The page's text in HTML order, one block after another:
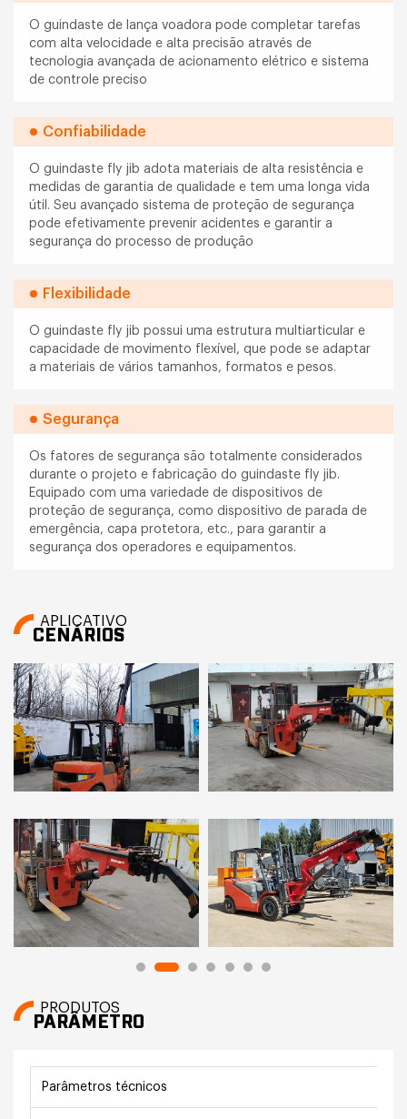
O guindaste de lança voadora pode completar tarefas
com alta velocidade e alta precisão através de
tecnologia avançada de acionamento elétrico e sistema
de controle preciso
Confiabilidade
O guindaste fly jib adota materiais de alta resistência e
medidas de garantia de qualidade e tem uma longa vida
útil. Seu avançado sistema de proteção de segurança
pode efetivamente prevenir acidentes e garantir a
segurança do processo de produção
Flexibilidade
O guindaste fly jib possui uma estrutura multiarticular e
capacidade de movimento flexível, que pode se adaptar
a materiais de vários tamanhos, formatos e pesos.
Segurança
Os fatores de segurança são totalmente considerados
durante o projeto e fabricação do guindaste fly jib.
Equipado com uma variedade de dispositivos de
proteção de segurança, como dispositivo de parada de
emergência, capa protetora, etc., para garantir a
segurança dos operadores e equipamentos.
APLICATIVO
CENÁRIOS
PRODUTOS
PARÂMETRO
Parâmetros técnicos